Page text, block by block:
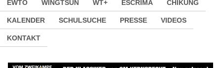
EWTO WINGTSUN WT+ ESCRIMA CHIKUNG
KALENDER SCHULSUCHE PRESSE VIDEOS
KONTAKT